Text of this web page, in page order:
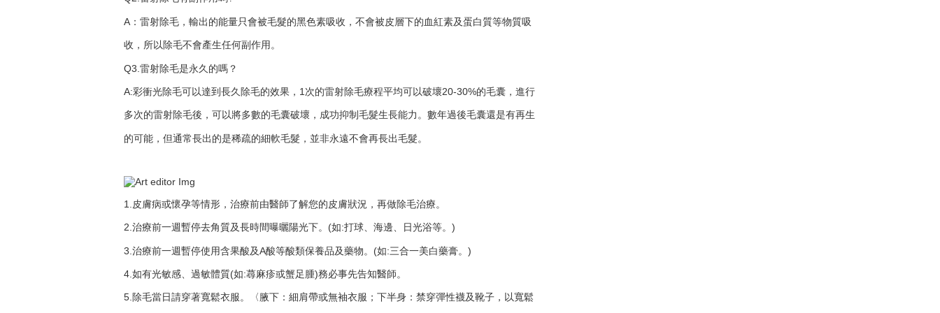
A：雷射除毛，輸出的能量只會被毛髮的黑色素吸收，不會被皮層下的血紅素及蛋白質等物質吸
收，所以除毛不會產生任何副作用。
Q3.雷射除毛是永久的嗎？
A:彩衝光除毛可以達到長久除毛的效果，1次的雷射除毛療程平均可以破壞20-30%的毛囊，進行
多次的雷射除毛後，可以將多數的毛囊破壞，成功抑制毛髮生長能力。數年過後毛囊還是有再生
的可能，但通常長出的是稀疏的細軟毛髮，並非永遠不會再長出毛髮。
1.皮膚病或懷孕等情形，治療前由醫師了解您的皮膚狀況，再做除毛治療。
2.治療前一週暫停去角質及長時間曝曬陽光下。(如:打球、海邊、日光浴等。)
3.治療前一週暫停使用含果酸及A酸等酸類保養品及藥物。(如:三合一美白藥膏。)
4.如有光敏感、過敏體質(如:蕁麻疹或蟹足腫)務必事先告知醫師。
5.除毛當日請穿著寬鬆衣服。〈腋下：細肩帶或無袖衣服；下半身：禁穿彈性襪及靴子，以寬鬆